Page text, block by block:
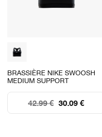
BRASSIÈRE NIKE SWOOSH
MEDIUM SUPPORT
30.09 €
42.99 €